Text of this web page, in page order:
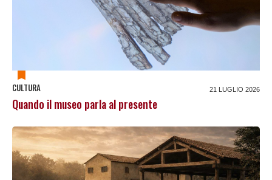
CULTURA 21 LUGLIO 2026
Quando il museo parla al presente